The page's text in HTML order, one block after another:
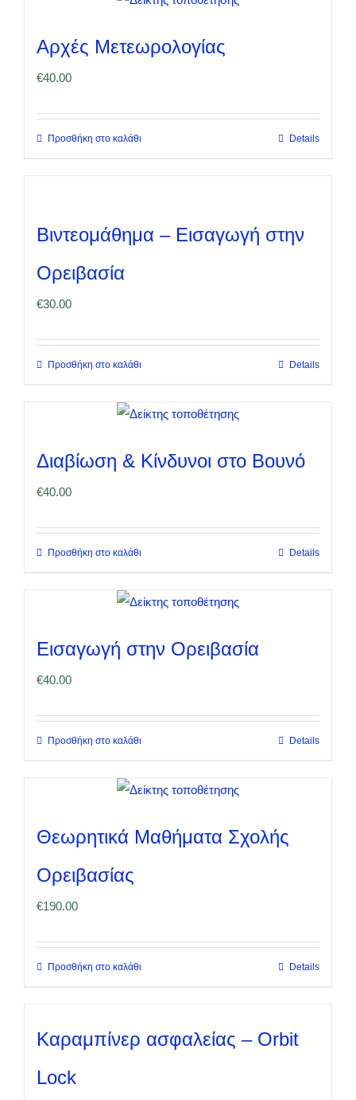
Αρχές Μετεωρολογίας
€40.00
Προσθήκη στο καλάθι Details
Βιντεομάθημα – Εισαγωγή στην
Ορειβασία
€30.00
Προσθήκη στο καλάθι Details
Διαβίωση & Κίνδυνοι στο Βουνό
€40.00
Προσθήκη στο καλάθι Details
Εισαγωγή στην Ορειβασία
€40.00
Προσθήκη στο καλάθι Details
Θεωρητικά Μαθήματα Σχολής
Ορειβασίας
€190.00
Προσθήκη στο καλάθι Details
Καραμπίνερ ασφαλείας – Orbit
Lock